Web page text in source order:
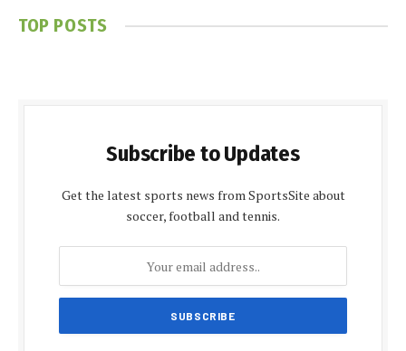
TOP POSTS
Subscribe to Updates
Get the latest sports news from SportsSite about
soccer, football and tennis.